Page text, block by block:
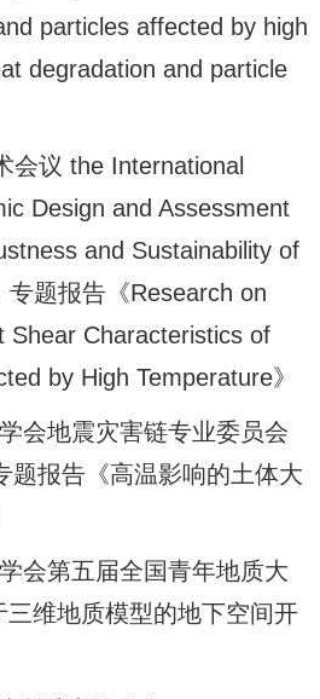
particles affected by high
degradation and particle
会议 the International
Design and Assessment
and Sustainability of
专题报告《Research on
Shear Characteristics of
by High Temperature》
会地震灾害链专业委员会
题报告《高温影响的土体大
会第五届全国青年地质大
维地质模型的地下空间开